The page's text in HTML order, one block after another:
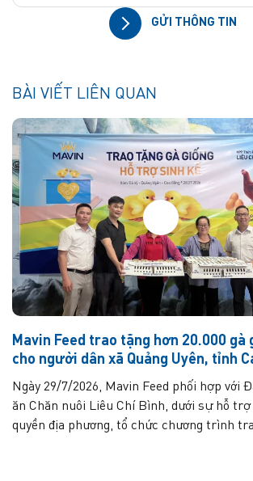
GỬI THÔNG TIN
BÀI VIẾT LIÊN QUAN
Mavin Feed trao tặng hơn 20.000 gà
cho người dân xã Quảng Uyên, tỉnh
Ngày 29/7/2026, Mavin Feed phối hợp với
ăn Chăn nuôi Liêu Chí Bình, dưới sự hỗ
quyền địa phương, tổ chức chương trình